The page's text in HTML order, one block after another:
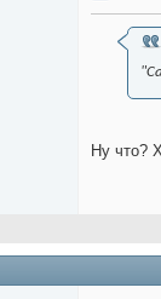
Ну что?